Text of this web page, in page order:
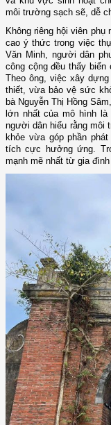
môi trường sạch sẽ, dễ
Không riêng hội viên
cao ý thức trong việc
Văn Minh, người dân
công cộng đều thấy
Theo ông, việc xây
thiết, vừa bảo vệ sức
bà Nguyễn Thị Hồng
lớn nhất của mô hình
người dân hiểu rằng môi
khỏe vừa góp phần
tích cực hưởng ứng.
mạnh mẽ nhất từ gia